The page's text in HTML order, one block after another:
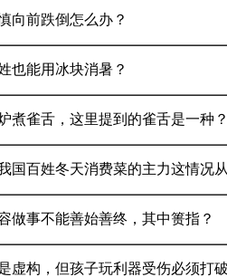
向前跌倒怎么办？
也能用冰块消暑？
煮雀舌，这里提到的雀舌是一种
国百姓冬天消费菜的主力这情况
做事不能善始善终，其中篑指？
虚构，但孩子玩利器受伤必须打